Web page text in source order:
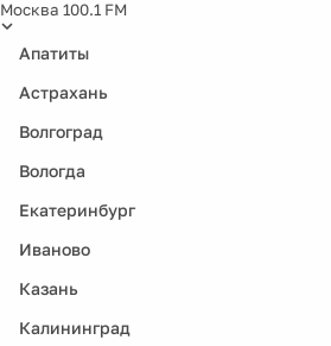
Москва 100.1 FM
Апатиты
Астрахань
Волгоград
Вологда
Екатеринбург
Иваново
Казань
Калининград